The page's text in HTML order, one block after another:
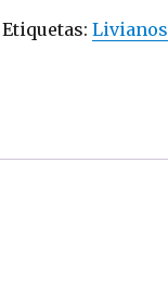
Etiquetas:Livianos